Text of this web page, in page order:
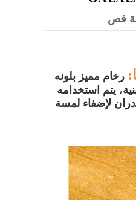
فص
رخام مميز بلونه
يتم استخدامه
لإضفاء لمسة